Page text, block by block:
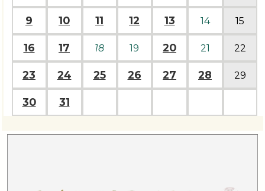
9 10 11 12 13 14 15
16 17 18 19 20 21 22
23 24 25 26 27 28 29
30 31